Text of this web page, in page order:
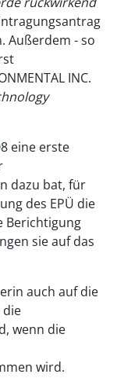
Außerdem - so
INC.
eine erste
dazu bat, für
des EPÜ die
Berichtigung
sie auf das
auch auf die
die
wenn die
wird.